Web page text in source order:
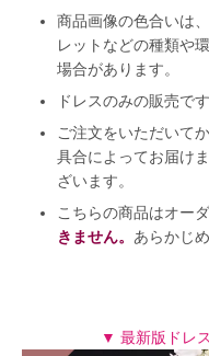
商品画像の色合いは
レットなどの種類や
場合があります。
ドレスのみの販売で
ご注文をいただいて
具合によってお届け
ざいます。
こちらの商品はオー
きません。 あらかじ
▼ 最新版ドレ